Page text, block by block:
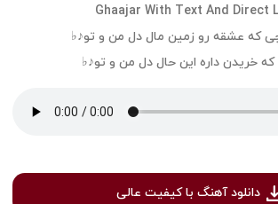
Ghaajar With Text And Direct
که عشقه رو زمین مال دل من و تو♪♭
خریدن داره این حال دل من و تو♪♭
دانلود آهنگ با کیفیت عالی